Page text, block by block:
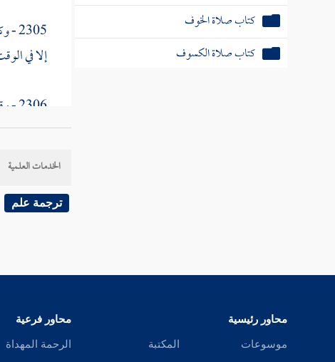
كتاب صلاة الكسوف
كتاب صلاة الاستسقاء
كتاب الحج
كتاب الجهاد
كتاب النذور والأيمان
2305 - وكلهم يقول : فمن مسح بطونهما دون ظهورهما ، يعنون أسفلهما دون أعلاهما ، أعاد أبدا ، إلا
إلا في
2306 - وقد روي عن بعض أصحاب الشافعي : أنه أجاز أن يمسح على باطن الخف دون ظهره .
2307 - وأما
2308 - ويستحب ألا يقصر أحد عن ظهور الخفين وبطونهما معا كقول
[ص:261 ]
الخدمات العلمية
ترجمة علم
محاور رئيسية
موسوعات المكتبة
محاور فرعية
الرحمة المهداة